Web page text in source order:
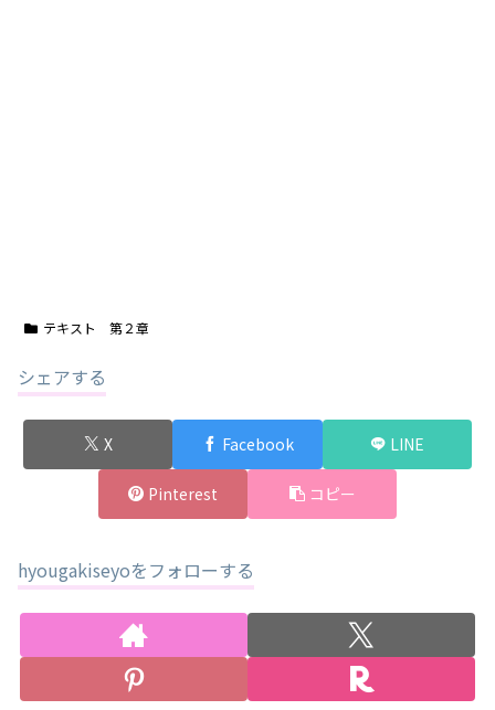
テキスト 第２章
シェアする
X Facebook LINE
Pinterest コピー
hyougakiseyoをフォローする